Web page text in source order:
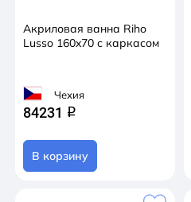
Акриловая ванна Riho
Lusso 160x70 с каркасом
Чехия
84231 q
В корзину